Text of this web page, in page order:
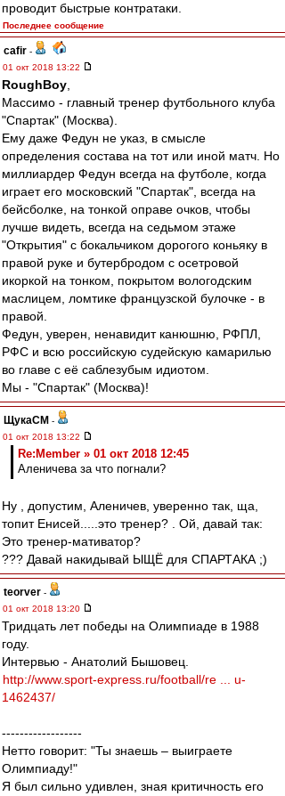
проводит быстрые контратаки.
Последнее сообщение
cafir -
01 окт 2018 13:22
RoughBoy
Массимо - главный тренер футбольного клуба
"Спартак" (Москва).
Ему даже Федун не указ, в смысле
определения состава на тот или иной матч. Но
миллиардер Федун всегда на футболе, когда
играет его московский "Спартак", всегда на
бейсболке, на тонкой оправе очков, чтобы
лучше видеть, всегда на седьмом этаже
"Открытия" с бокальчиком дорогого коньяку в
правой руке и бутербродом с осетровой
икоркой на тонком, покрытом вологодским
маслицем, ломтике французской булочке - в
правой.
Федун, уверен, ненавидит канюшню, РФПЛ,
РФС и всю российскую судейскую камарилью
во главе с её саблезубым идиотом.
Мы - "Спартак" (Москва)!
ЩукаСМ -
01 окт 2018 13:22
Re:Member » 01 окт 2018 12:45
Аленичева за что погнали?
Ну , допустим, Аленичев, уверенно так, ща,
топит Енисей.....это тренер? . Ой, давай так:
Это тренер-мативатор?
??? Давай накидывай ЫЩЁ для СПАРТАКА ;)
teorver -
01 окт 2018 13:20
Тридцать лет победы на Олимпиаде в 1988
году.
Интервью - Анатолий Бышовец.
http://www.sport-express.ru/football/re ... u-
1462437/
------------------
Нетто говорит: "Ты знаешь – выиграете
Олимпиаду!"
Я был сильно удивлен, зная критичность его